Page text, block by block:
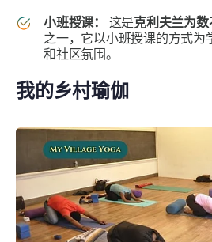
小班授课： 这是克利夫兰为数
之一，它以小班授课的方式为
和社区氛围。
我的乡村瑜伽